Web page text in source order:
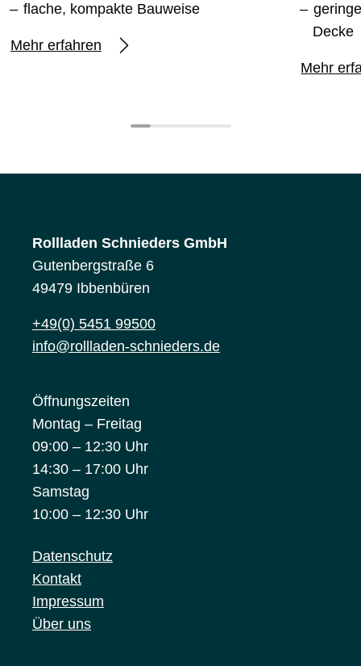
flache, kompakte Bauweise
Mehr erfahren
Decke
Mehr
Rollladen Schnieders GmbH
Gutenbergstraße 6
49479 Ibbenbüren
+49(0) 5451 99500
info@rollladen-schnieders.de
Öffnungszeiten
Montag – Freitag
09:00 – 12:30 Uhr
14:30 – 17:00 Uhr
Samstag
10:00 – 12:30 Uhr
Datenschutz
Kontakt
Impressum
Über uns